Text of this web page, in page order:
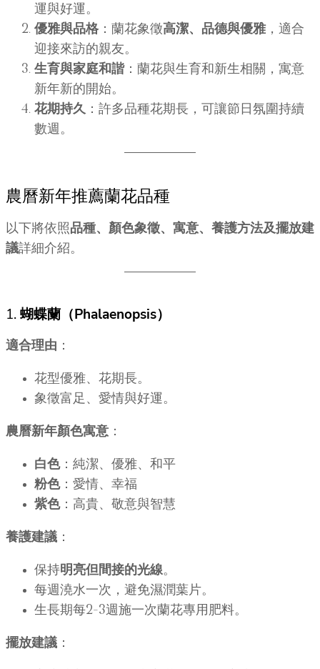
運與好運。
優雅與品格：蘭花象徵高潔、品德與優雅，適合
迎接來訪的親友。
生育與家庭和諧：蘭花與生育和新生相關，寓意
新年新的開始。
花期持久 ：許多品種花期長，可讓節日氛圍持續
數週。
農曆新年推薦蘭花品種
以下將依照品種、顏色象徵、寓意、養護方法及擺放建
議詳細介紹。
1.蝴蝶蘭（Phalaenopsis）
適合理由 ：
花型優雅、花期長。
象徵富足、愛情與好運。
農曆新年顏色寓意 ：
白色：純潔、優雅、和平
粉色：愛情、幸福
紫色：高貴、敬意與智慧
養護建議 ：
保持明亮但間接的光線。
每週澆水一次，避免濕潤葉片。
生長期每2–3週施一次蘭花專用肥料。
擺放建議 ：